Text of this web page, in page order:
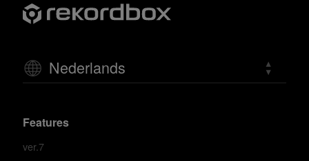
Nederlands
Features
ver.7